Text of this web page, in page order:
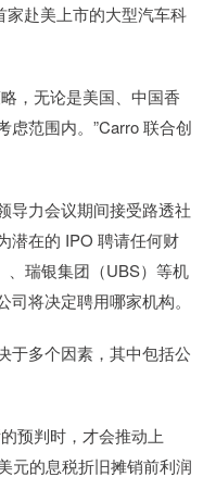
赴美上市的大型汽车科
，无论是美国、中国香
虑范围内。”Carro 联合创
力会议期间接受路透社
潜在的 IPO 聘请任何财
、瑞银集团（UBS）等机
将决定聘用哪家机构。
多个因素，其中包括公
预判时，才会推动上
元的息税折旧摊销前利润